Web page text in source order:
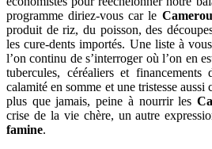
programme diriez-vous car le
produit de riz, du poisson, des
les cure-dents importés. Une liste à
l’on continu de s’interroger où l’on en
tubercules, céréaliers et
calamité en somme et une tristesse aussi
plus que jamais, peine à nourrir les
crise de la vie chère, un autre
famine.